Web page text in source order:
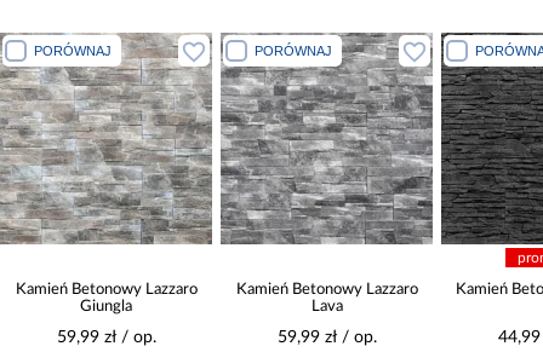
PORÓWNAJ
Kamień Betonowy Lazzaro
Lava
59,99 zł / op.
PORÓWNAJ
Kamień Betonowy Volcano
44,99 zł / op.